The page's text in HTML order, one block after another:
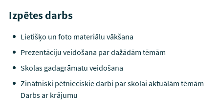
Izpētes darbs
Lietišķo un foto materiālu vākšana
Prezentāciju veidošana par dažādām tēmām
Skolas gadagrāmatu veidošana
Zinātniski pētnieciskie darbi par skolai aktuālām tēmām
Darbs ar krājumu